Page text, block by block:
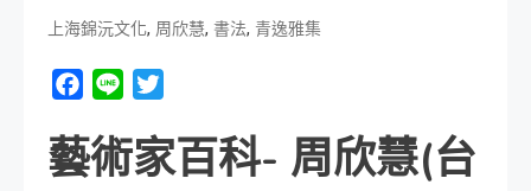
上海錦沅文化, 周欣慧, 書法, 青逸雅集
Facebook
Line
藝術家百科- 周欣慧(台